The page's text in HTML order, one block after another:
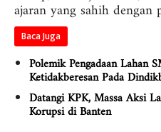
ajaran yang sahih
Baca Juga
Polemik Pengadaan Lahan
Ketidakberesan Pada
Datangi KPK, Massa Aksi
Korupsi di Banten